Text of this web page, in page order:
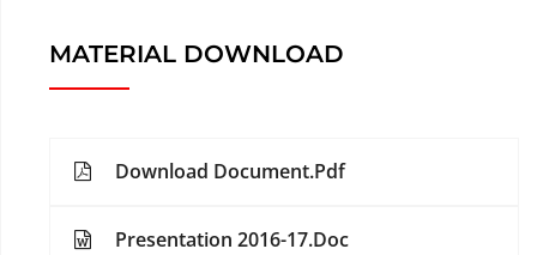
MATERIAL DOWNLOAD
Download Document.Pdf
Presentation 2016-17.Doc